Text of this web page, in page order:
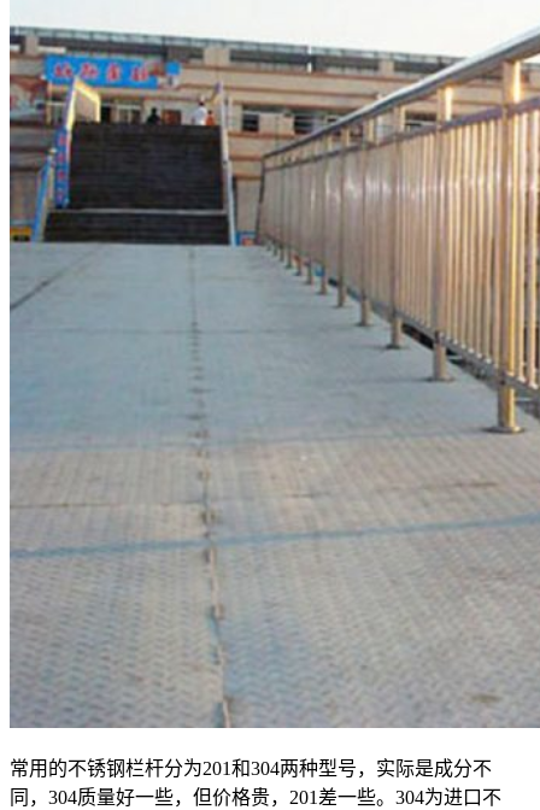
常用的不锈钢栏杆分为201和304两种型号，实际是成分不
同，304质量好一些，但价格贵，201差一些。304为进口不